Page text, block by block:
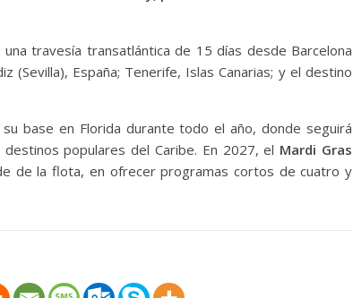
travesía transatlántica de 15 días desde Barcelona
(Sevilla), España; Tenerife, Islas Canarias; y el destino
base en Florida durante todo el año, donde seguirá
populares del Caribe. En 2027, el Mardi Gras
de la flota, en ofrecer programas cortos de cuatro y